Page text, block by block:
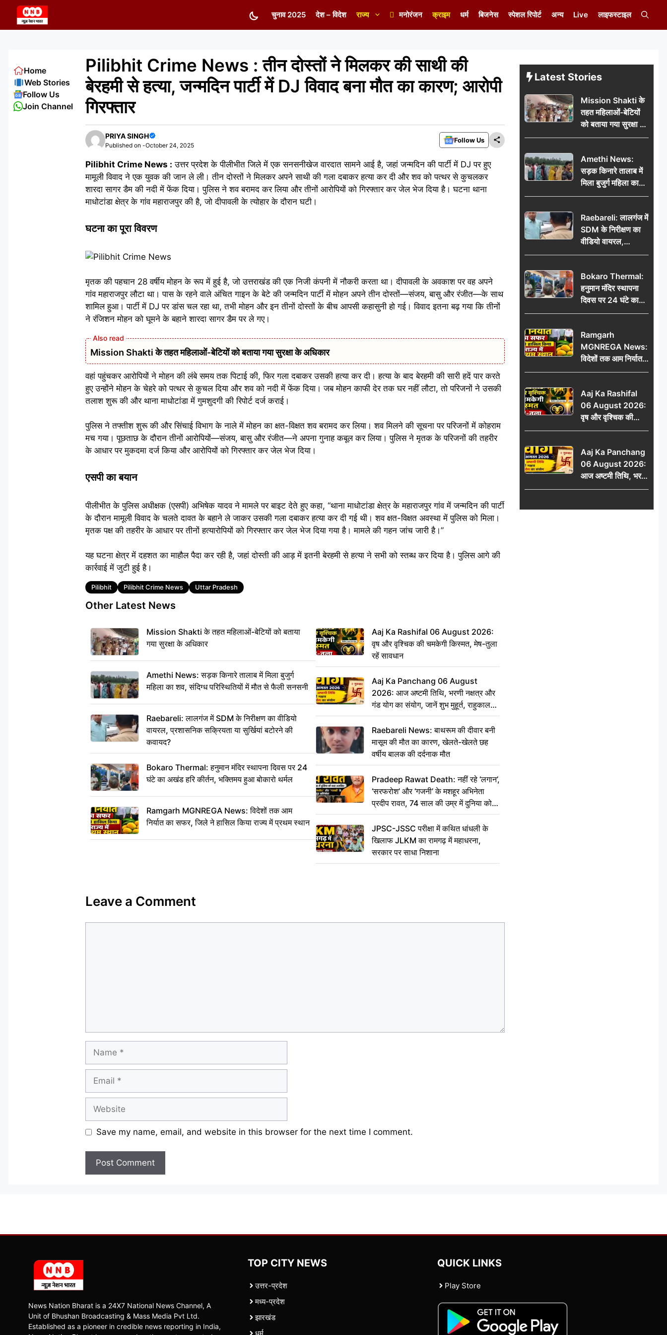
content
चुनाव 2025 देश – विदेश राज्य मनोरंजन क्राइम धर्म बिजनेस स्पेशल रिपोर्ट अन्य Live लाइफस्टाइल
Pilibhit Crime News : तीन दोस्तों ने मिलकर की साथी की
बेरहमी से हत्या, जन्मदिन पार्टी में DJ विवाद बना मौत का कारण; आरोपी
गिरफ्तार
PRIYA SINGH
Published on -October 24, 2025
Follow Us
Pilibhit Crime News : उत्तर प्रदेश के पीलीभीत जिले में एक सनसनीखेज वारदात सामने आई है, जहां जन्मदिन की पार्टी में DJ पर हुए
मामूली विवाद ने एक युवक की जान ले ली। तीन दोस्तों ने मिलकर अपने साथी की गला दबाकर हत्या कर दी और शव को पत्थर से कुचलकर
शारदा सागर डैम की नदी में फेंक दिया। पुलिस ने शव बरामद कर लिया और तीनों आरोपियों को गिरफ्तार कर जेल भेज दिया है। घटना थाना
माधोटांडा क्षेत्र के गांव महाराजपुर की है, जो दीपावली के त्योहार के दौरान घटी।
घटना का पूरा विवरण
मृतक की पहचान 28 वर्षीय मोहन के रूप में हुई है, जो उत्तराखंड की एक निजी कंपनी में नौकरी करता था। दीपावली के अवकाश पर वह अपने
गांव महाराजपुर लौटा था। पास के रहने वाले अंचित गाइन के बेटे की जन्मदिन पार्टी में मोहन अपने तीन दोस्तों—संजय, बासु और रंजीत—के साथ
शामिल हुआ। पार्टी में DJ पर डांस चल रहा था, तभी मोहन और इन तीनों दोस्तों के बीच आपसी कहासुनी हो गई। विवाद इतना बढ़ गया कि तीनों
ने रंजिशन मोहन को घूमने के बहाने शारदा सागर डैम पर ले गए।
Mission Shakti के तहत महिलाओं-बेटियों को बताया गया सुरक्षा के अधिकार
वहां पहुंचकर आरोपियों ने मोहन की लंबे समय तक पिटाई की, फिर गला दबाकर उसकी हत्या कर दी। हत्या के बाद बेरहमी की सारी हदें पार करते
हुए उन्होंने मोहन के चेहरे को पत्थर से कुचल दिया और शव को नदी में फेंक दिया। जब मोहन काफी देर तक घर नहीं लौटा, तो परिजनों ने उसकी
तलाश शुरू की और थाना माधोटांडा में गुमशुदगी की रिपोर्ट दर्ज कराई।
पुलिस ने तफ्तीश शुरू की और सिंचाई विभाग के नाले में मोहन का क्षत-विक्षत शव बरामद कर लिया। शव मिलने की सूचना पर परिजनों में कोहराम
मच गया। पूछताछ के दौरान तीनों आरोपियों—संजय, बासु और रंजीत—ने अपना गुनाह कबूल कर लिया। पुलिस ने मृतक के परिजनों की तहरीर
के आधार पर मुकदमा दर्ज किया और आरोपियों को गिरफ्तार कर जेल भेज दिया।
एसपी का बयान
पीलीभीत के पुलिस अधीक्षक (एसपी) अभिषेक यादव ने मामले पर बाइट देते हुए कहा, “थाना माधोटांडा क्षेत्र के महाराजपुर गांव में जन्मदिन की पार्टी
के दौरान मामूली विवाद के चलते दावत के बहाने ले जाकर उसकी गला दबाकर हत्या कर दी गई थी। शव क्षत-विक्षत अवस्था में पुलिस को मिला।
मृतक पक्ष की तहरीर के आधार पर तीनों हत्यारोपियों को गिरफ्तार कर जेल भेज दिया गया है। मामले की गहन जांच जारी है।”
यह घटना क्षेत्र में दहशत का माहौल पैदा कर रही है, जहां दोस्ती की आड़ में इतनी बेरहमी से हत्या ने सभी को स्तब्ध कर दिया है। पुलिस आगे की
कार्रवाई में जुटी हुई है।
Tags
Pilibhit Pilibhit Crime News Uttar Pradesh
Other Latest News
Mission Shakti के तहत महिलाओं-बेटियों को बताया
गया सुरक्षा के अधिकार
Amethi News: सड़क किनारे तालाब में मिला बुजुर्ग
महिला का शव, संदिग्ध परिस्थितियों में मौत से फैली सनसनी
Raebareli: लालगंज में SDM के निरीक्षण का वीडियो
वायरल, प्रशासनिक सक्रियता या सुर्खियां बटोरने की
कवायद?
Bokaro Thermal: हनुमान मंदिर स्थापना दिवस पर 24
घंटे का अखंड हरि कीर्तन, भक्तिमय हुआ बोकारो थर्मल
Ramgarh MGNREGA News: विदेशों तक आम
निर्यात का सफर, जिले ने हासिल किया राज्य में प्रथम स्थान
Aaj Ka Rashifal 06 August 2026:
वृष और वृश्चिक की चमकेगी किस्मत, मेष-तुला
रहें सावधान
Aaj Ka Panchang 06 August
2026: आज अष्टमी तिथि, भरणी नक्षत्र और
गंड योग का संयोग, जानें शुभ मुहूर्त, राहुकाल
और दिनभर का पंचांग
Raebareli News: बाथरूम की दीवार बनी
मासूम की मौत का कारण, खेलते-खेलते छह
वर्षीय बालक की दर्दनाक मौत
Pradeep Rawat Death: नहीं रहे ‘लगान’,
‘सरफरोश’ और ‘गजनी’ के मशहूर अभिनेता
प्रदीप रावत, 74 साल की उम्र में दुनिया को
कहा अलविदा
JPSC-JSSC परीक्षा में कथित धांधली के
खिलाफ JLKM का रामगढ़ में महाधरना,
सरकार पर साधा निशाना
Leave a Comment
Name
Email
Website
Save my name, email, and website in this browser for the next time I comment.
Home
Web Stories
Follow Us
Join Channel
Latest Stories
Mission Shakti के
तहत महिलाओं-बेटियों
को बताया गया सुरक्षा के
अधिकार
Amethi News:
सड़क किनारे तालाब में
मिला बुजुर्ग महिला का
शव, संदिग्ध परिस्थितियों
Raebareli: लालगंज में
SDM के निरीक्षण का
वीडियो वायरल,
प्रशासनिक सक्रियता
कवायद?
Bokaro Thermal:
हनुमान मंदिर स्थापना
दिवस पर 24 घंटे का
अखंड हरि कीर्तन,
थर्मल
Ramgarh
MGNREGA News:
विदेशों तक आम निर्यात
का सफर, जिले ने
प्रथम स्थान
Aaj Ka Rashifal
06 August 2026:
वृष और वृश्चिक की
चमकेगी किस्मत, मेष-
Aaj Ka Panchang
06 August 2026:
आज अष्टमी तिथि, भरणी
नक्षत्र और गंड योग का
राहुकाल और दिनभर का
News Nation Bharat is a 24X7 National News Channel, A
Unit of Bhushan Broadcasting & Mass Media Pvt Ltd.
Established as a pioneer in credible news reporting in India,
TOP CITY NEWS
उत्तर-प्रदेश
मध्य-प्रदेश
झारखंड
QUICK LINKS
Play Store